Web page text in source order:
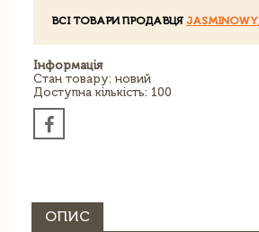
ВСІ ТОВАРИ ПРОДАВЦЯ
Інформація
Стан товару: новий
Доступна кількість: 100
ОПИС